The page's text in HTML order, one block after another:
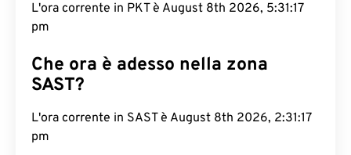
L'ora corrente in PKT è August 8th 2026, 5:31:18
pm
Che ora è adesso nella zona
SAST?
L'ora corrente in SAST è August 8th 2026, 2:31:18
pm